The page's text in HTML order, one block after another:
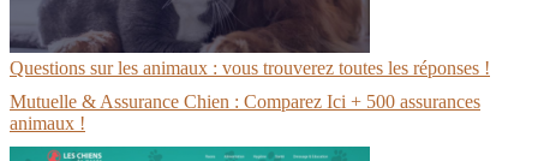
Questions sur les animaux : vous trouverez toutes les réponses !
Mutuelle & Assurance Chien : Comparez Ici + 500 assurances
animaux !